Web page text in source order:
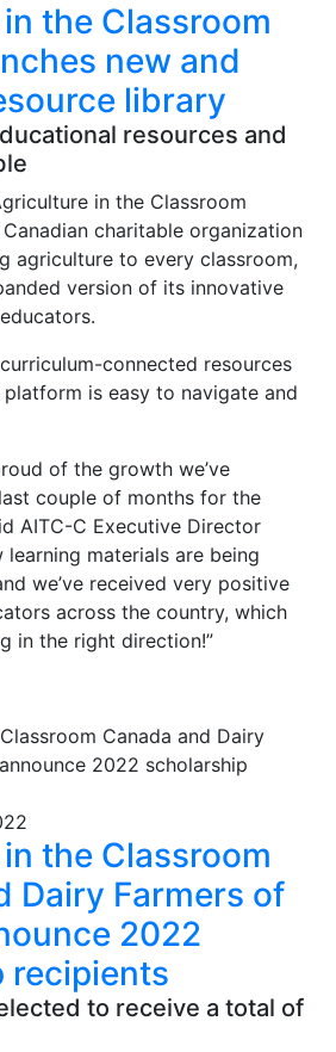
the Classroom
new and
library
resources and
in the Classroom
charitable organization
agriculture to every classroom,
version of its innovative
connected resources
is easy to navigate and
of the growth we’ve
couple of months for the
AITC-C Executive Director
learning materials are being
we’ve received very positive
across the country, which
in the right direction!”
the Classroom
Dairy Farmers of
2022
recipients
to receive a total of